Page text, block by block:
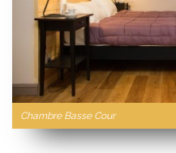
Chambre Basse Cour